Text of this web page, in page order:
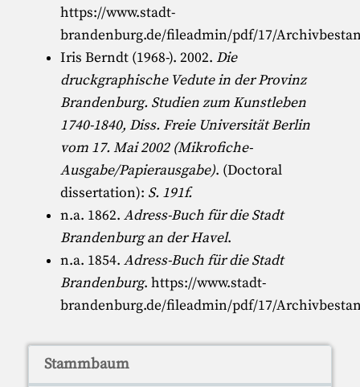
https://www.stadt-
brandenburg.de/fileadmin/pdf/17/
Iris Berndt (1968-). 2002. Die
druckgraphische Vedute in der Provinz
Brandenburg. Studien zum Kunstleben
1740-1840, Diss. Freie Universität Berlin
vom 17. Mai 2002 (Mikrofiche-
Ausgabe/Papierausgabe). (Doctoral
dissertation): S. 191f.
n.a. 1862.Adress-Buch für die Stadt
Brandenburg an der Havel.
n.a. 1854.Adress-Buch für die Stadt
Brandenburg.https://www.stadt-
brandenburg.de/fileadmin/pdf/17/
Stammbaum